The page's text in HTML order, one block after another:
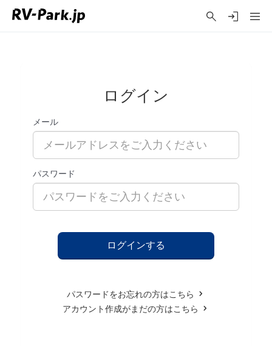
ログイン
メール
パスワード
パスワードをお忘れの方はこちら
アカウント作成がまだの方はこちら